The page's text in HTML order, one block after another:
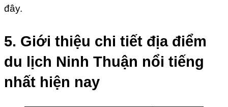
đây.
5. Giới thiệu chi tiết địa điểm
du lịch Ninh Thuận nổi tiếng
nhất hiện nay